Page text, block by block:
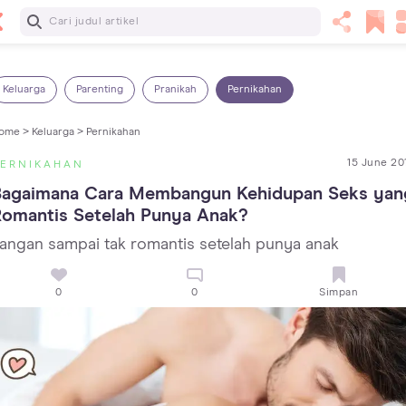
Baca Selanjutnya
Keluarga Parenting Pranikah Pernikahan
> Keluarga > Pernikahan
15 June
Cara Membangun Kehidupan Seks
Setelah Punya Anak?
sampai tak romantis setelah punya anak
0 0 Simpan